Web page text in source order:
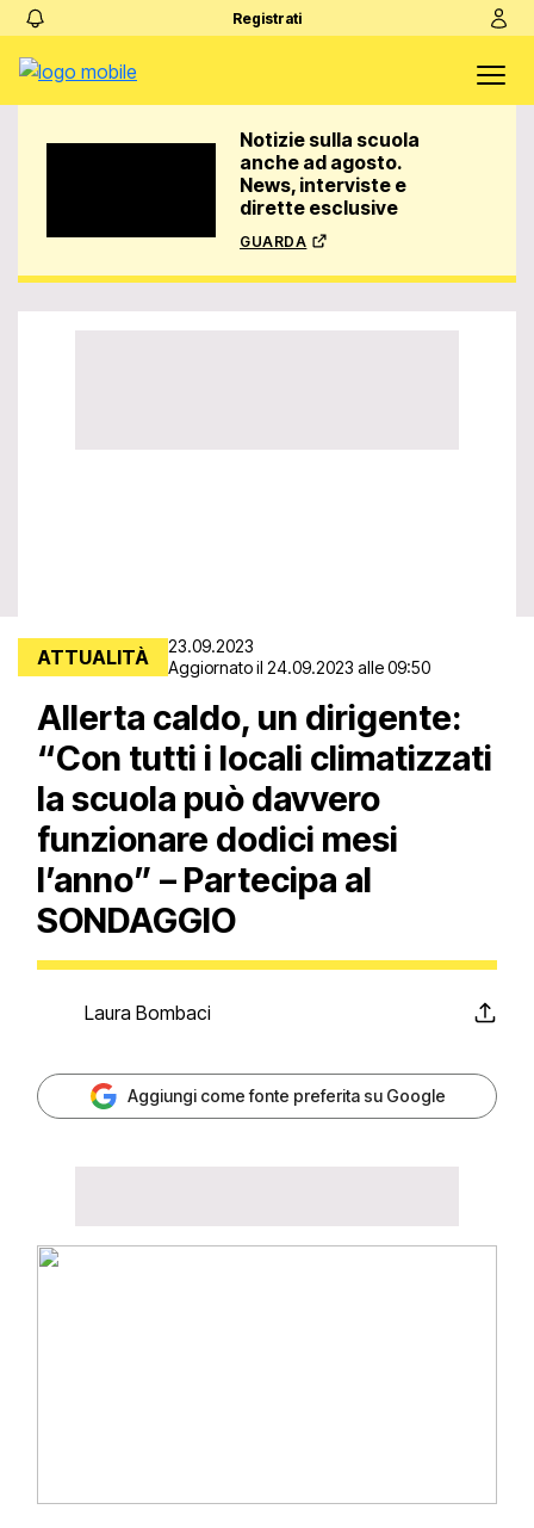
Registrati
Notizie sulla scuola
anche ad agosto.
News, interviste e
dirette esclusive
guarda
ATTUALITÀ
23.09.2023
Aggiornato il 24.09.2023 alle 09:50
Allerta caldo, un dirigente:
“Con tutti i locali climatizzati
la scuola può davvero
funzionare dodici mesi
l’anno” – Partecipa al
SONDAGGIO
Laura Bombaci
Aggiungi come fonte preferita su Google